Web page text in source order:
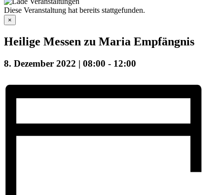
Diese Veranstaltung hat bereits stattgefunden.
×
Heilige Messen zu Maria Empfängnis
8. Dezember 2022 | 08:00 - 12:00